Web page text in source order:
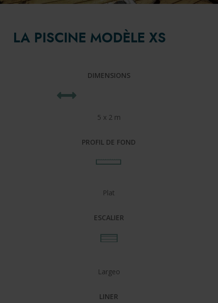
LA PISCINE MODÈLE XS
DIMENSIONS
5 x 2 m
PROFIL DE FOND
Plat
ESCALIER
Largeo
LINER